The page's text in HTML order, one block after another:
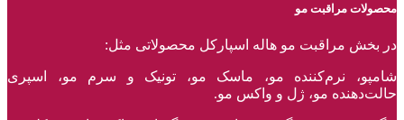
محصولات مراقبت مو
در بخش مراقبت مو هاله اسپارکل محصولاتی مثل:
شامپو، نرم‌کننده مو، ماسک مو، تونیک و سرم مو، اسپری
حالت‌دهنده مو، ژل و واکس مو.